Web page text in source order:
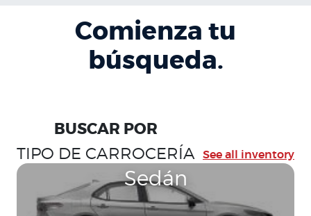
Comienza tu
búsqueda.
BUSCAR POR
TIPO DE CARROCERÍA See all inventory
Sedán